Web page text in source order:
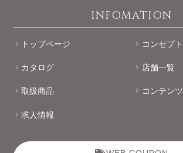
INFOMATION
トップページ コンセプト
カタログ 店舗一覧
取扱商品 コンテンツ
求人情報